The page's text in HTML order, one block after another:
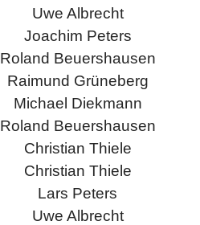
Uwe Albrecht
Joachim Peters
Roland Beuershausen
Raimund Grüneberg
Michael Diekmann
Roland Beuershausen
Christian Thiele
Christian Thiele
Lars Peters
Uwe Albrecht